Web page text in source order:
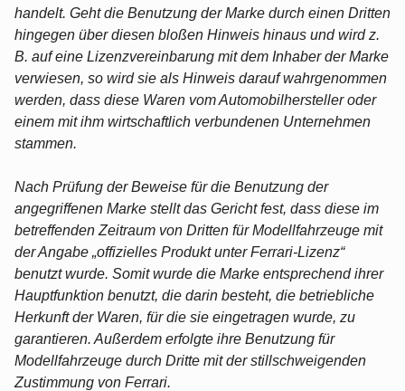
handelt. Geht die Benutzung der Marke durch einen Dritten
hingegen über diesen bloßen Hinweis hinaus und wird z.
B. auf eine Lizenzvereinbarung mit dem Inhaber der Marke
verwiesen, so wird sie als Hinweis darauf wahrgenommen
werden, dass diese Waren vom Automobilhersteller oder
einem mit ihm wirtschaftlich verbundenen Unternehmen
stammen.
Nach Prüfung der Beweise für die Benutzung der
angegriffenen Marke stellt das Gericht fest, dass diese im
betreffenden Zeitraum von Dritten für Modellfahrzeuge mit
der Angabe „offizielles Produkt unter Ferrari-Lizenz“
benutzt wurde. Somit wurde die Marke entsprechend ihrer
Hauptfunktion benutzt, die darin besteht, die betriebliche
Herkunft der Waren, für die sie eingetragen wurde, zu
garantieren. Außerdem erfolgte ihre Benutzung für
Modellfahrzeuge durch Dritte mit der stillschweigenden
Zustimmung von Ferrari.